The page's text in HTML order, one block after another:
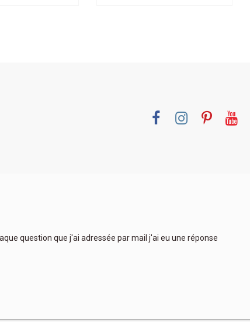
question que j'ai adressée par mail j'ai eu une réponse